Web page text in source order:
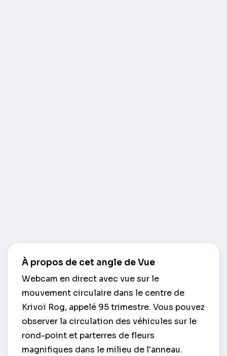
À propos de cet angle de Vue
Webcam en direct avec vue sur le
mouvement circulaire dans le centre de
Krivoï Rog, appelé 95 trimestre. Vous pouvez
observer la circulation des véhicules sur le
rond-point et parterres de fleurs
magnifiques dans le milieu de l'anneau.